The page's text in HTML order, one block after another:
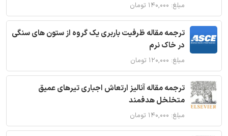
مبلغ: ۱۴۰,۰۰۰ تومان
ترجمه مقاله ظرفیت باربری یک گروه از ستون های سنگی
در خاک نرم
مبلغ: ۱۲۰,۰۰۰ تومان
ترجمه مقاله آنالیز ارتعاش اجباری تیرهای عمیق
متخلخل هدفمند
مبلغ: ۱۴۰,۰۰۰ تومان